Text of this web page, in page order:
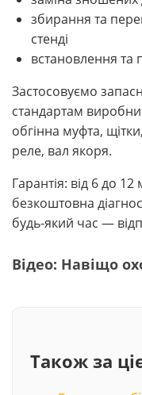
збирання та
стенді
встановлення та
Застосовуємо
стандартам
обгінна муфта,
реле, вал якоря.
Гарантія: від 6 до 12
безкоштовна
будь-який час —
Відео: Навіщо
Також за